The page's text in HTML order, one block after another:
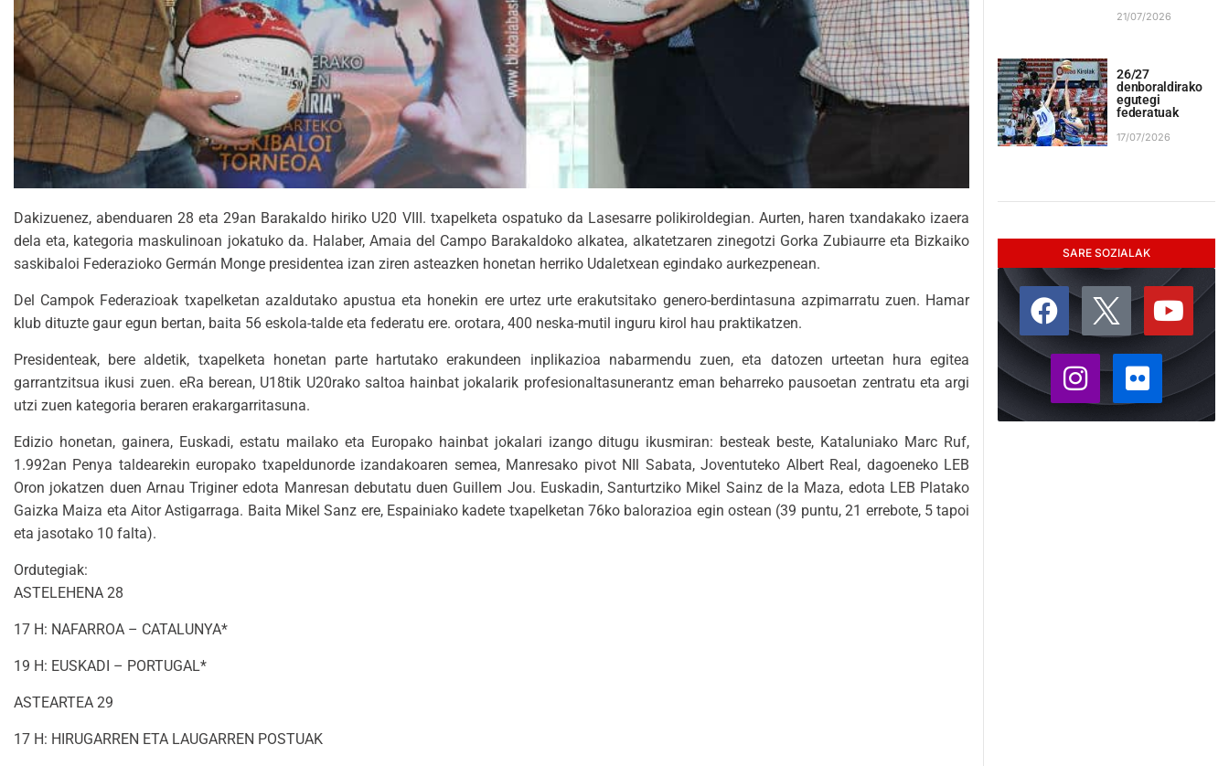
Dakizuenez, abenduaren 28 eta 29an Barakaldo hiriko U20 VIII. txapelketa ospatuko da Lasesarre polikiroldegian. Aurten, haren txandakako izaera
dela eta, kategoria maskulinoan jokatuko da. Halaber, Amaia del Campo Barakaldoko alkatea, alkatetzaren zinegotzi Gorka Zubiaurre eta Bizkaiko
saskibaloi Federazioko Germán Monge presidentea izan ziren asteazken honetan herriko Udaletxean egindako aurkezpenean.
Del Campok Federazioak txapelketan azaldutako apustua eta honekin ere urtez urte erakutsitako genero-berdintasuna azpimarratu zuen. Hamar
klub dituzte gaur egun bertan, baita 56 eskola-talde eta federatu ere. orotara, 400 neska-mutil inguru kirol hau praktikatzen.
Presidenteak, bere aldetik, txapelketa honetan parte hartutako erakundeen inplikazioa nabarmendu zuen, eta datozen urteetan hura egitea
garrantzitsua ikusi zuen. eRa berean, U18tik U20rako saltoa hainbat jokalarik profesionaltasunerantz eman beharreko pausoetan zentratu eta argi
utzi zuen kategoria beraren erakargarritasuna.
Edizio honetan, gainera, Euskadi, estatu mailako eta Europako hainbat jokalari izango ditugu ikusmiran: besteak beste, Kataluniako Marc Ruf,
1.992an Penya taldearekin europako txapeldunorde izandakoaren semea, Manresako pivot NIl Sabata, Joventuteko Albert Real, dagoeneko LEB
Oron jokatzen duen Arnau Triginer edota Manresan debutatu duen Guillem Jou. Euskadin, Santurtziko Mikel Sainz de la Maza, edota LEB Platako
Gaizka Maiza eta Aitor Astigarraga. Baita Mikel Sanz ere, Espainiako kadete txapelketan 76ko balorazioa egin ostean (39 puntu, 21 errebote, 5 tapoi
eta jasotako 10 falta).
Ordutegiak:
ASTELEHENA 28
17 H: NAFARROA – CATALUNYA*
19 H: EUSKADI – PORTUGAL*
ASTEARTEA 29
17 H: HIRUGARREN ETA LAUGARREN POSTUAK
21/07/2026
26/27
denboraldirako
egutegi
federatuak
17/07/2026
SARE SOZIALAK